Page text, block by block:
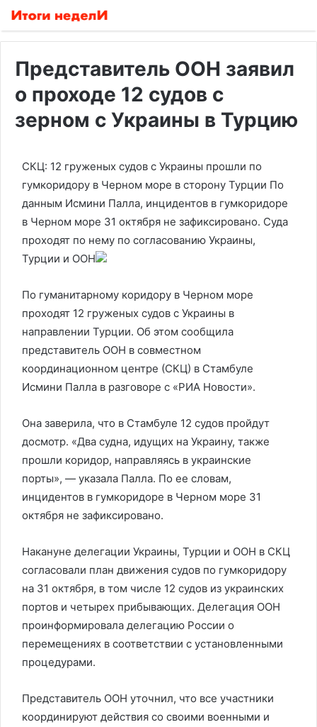
Представитель ООН заявил
о проходе 12 судов с
зерном с Украины в Турцию
СКЦ: 12 груженых судов с Украины прошли по
гумкоридору в Черном море в сторону Турции По
данным Исмини Палла, инцидентов в гумкоридоре
в Черном море 31 октября не зафиксировано. Суда
проходят по нему по согласованию Украины,
Турции и ООН
По гуманитарному коридору в Черном море
проходят 12 груженых судов с Украины в
направлении Турции. Об этом сообщила
представитель ООН в совместном
координационном центре (СКЦ) в Стамбуле
Исмини Палла в разговоре с «РИА Новости».
Она заверила, что в Стамбуле 12 судов пройдут
досмотр. «Два судна, идущих на Украину, также
прошли коридор, направляясь в украинские
порты», — указала Палла. По ее словам,
инцидентов в гумкоридоре в Черном море 31
октября не зафиксировано.
Накануне делегации Украины, Турции и ООН в СКЦ
согласовали план движения судов по гумкоридору
на 31 октября, в том числе 12 судов из украинских
портов и четырех прибывающих. Делегация ООН
проинформировала делегацию России о
перемещениях в соответствии с установленными
процедурами.
Представитель ООН уточнил, что все участники
координируют действия со своими военными и